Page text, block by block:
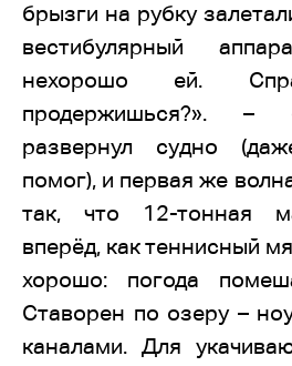
брызги на рубку
вестибулярный
нехорошо ей.
продержишься?». –
развернул судно
помог), и первая же
так, что 12-тонная
вперёд, как теннисный
хорошо: погода
Ставорен по озеру –
каналами. Для